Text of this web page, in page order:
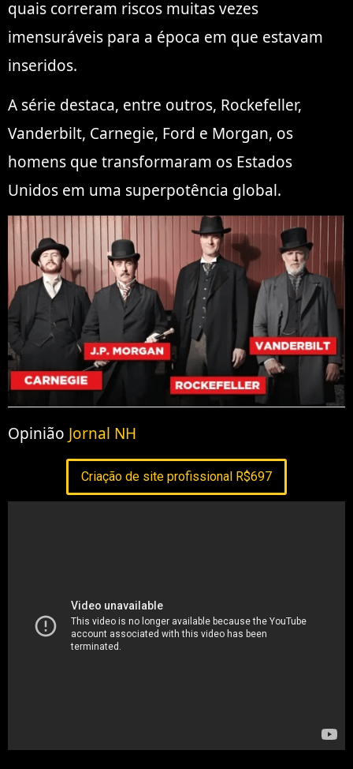
quais correram riscos muitas vezes
imensuráveis para a época em que estavam
inseridos.
A série destaca, entre outros, Rockefeller,
Vanderbilt, Carnegie, Ford e Morgan, os
homens que transformaram os Estados
Unidos em uma superpotência global.
Opinião Jornal NH
Criação de site profissional R$697